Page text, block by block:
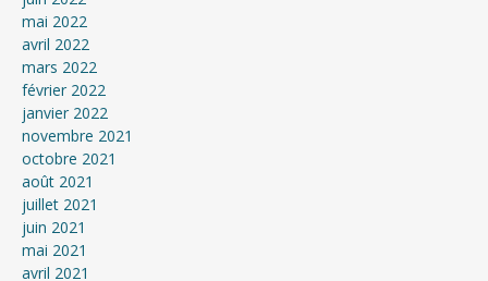
mai 2022
avril 2022
mars 2022
février 2022
janvier 2022
novembre 2021
octobre 2021
août 2021
juillet 2021
juin 2021
mai 2021
avril 2021